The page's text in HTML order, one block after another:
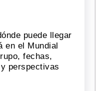
puede llegar
en el Mundial
fechas,
perspectivas